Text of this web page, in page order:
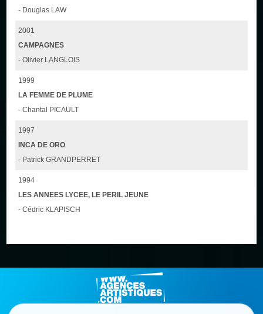
- Douglas LAW
2001
CAMPAGNES
- Olivier LANGLOIS
1999
LA FEMME DE PLUME
- Chantal PICAULT
1997
INCA DE ORO
- Patrick GRANDPERRET
1994
LES ANNEES LYCEE, LE PERIL JEUNE
- Cédric KLAPISCH